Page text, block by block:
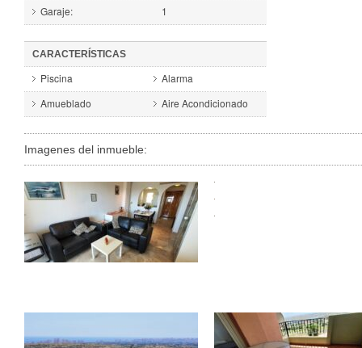
Garaje:
1
CARACTERÍSTICAS
Piscina
Alarma
Amueblado
Aire Acondicionado
Imagenes del inmueble: